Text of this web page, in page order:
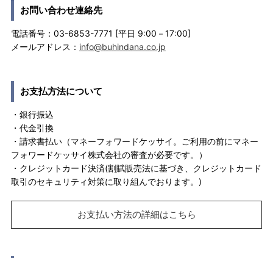
お問い合わせ連絡先
電話番号：03-6853-7771 [平日 9:00－17:00]
メールアドレス： info@buhindana.co.jp
お支払方法について
・銀行振込
・代金引換
・請求書払い（マネーフォワードケッサイ。ご利用の前にマネー
フォワードケッサイ株式会社の審査が必要です。）
・クレジットカード決済(割賦販売法に基づき、クレジットカード
取引のセキュリティ対策に取り組んでおります。)
お支払い方法の詳細はこちら